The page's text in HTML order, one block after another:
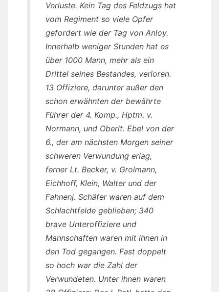
Verluste. Kein Tag des Feldzugs hat
vom Regiment so viele Opfer
gefordert wie der Tag von Anloy.
Innerhalb weniger Stunden hat es
über 1000 Mann, mehr als ein
Drittel seines Bestandes, verloren.
13 Offiziere, darunter außer den
schon erwähnten der bewährte
Führer der 4. Komp., Hptm. v.
Normann, und Oberlt. Ebel von der
6., der am nächsten Morgen seiner
schweren Verwundung erlag,
ferner Lt. Becker, v. Grolmann,
Eichhoff, Klein, Walter und der
Fahnenj. Schäfer waren auf dem
Schlachtfelde geblieben; 340
brave Unteroffiziere und
Mannschaften waren mit ihnen in
den Tod gegangen. Fast doppelt
so hoch war die Zahl der
Verwundeten. Unter ihnen waren